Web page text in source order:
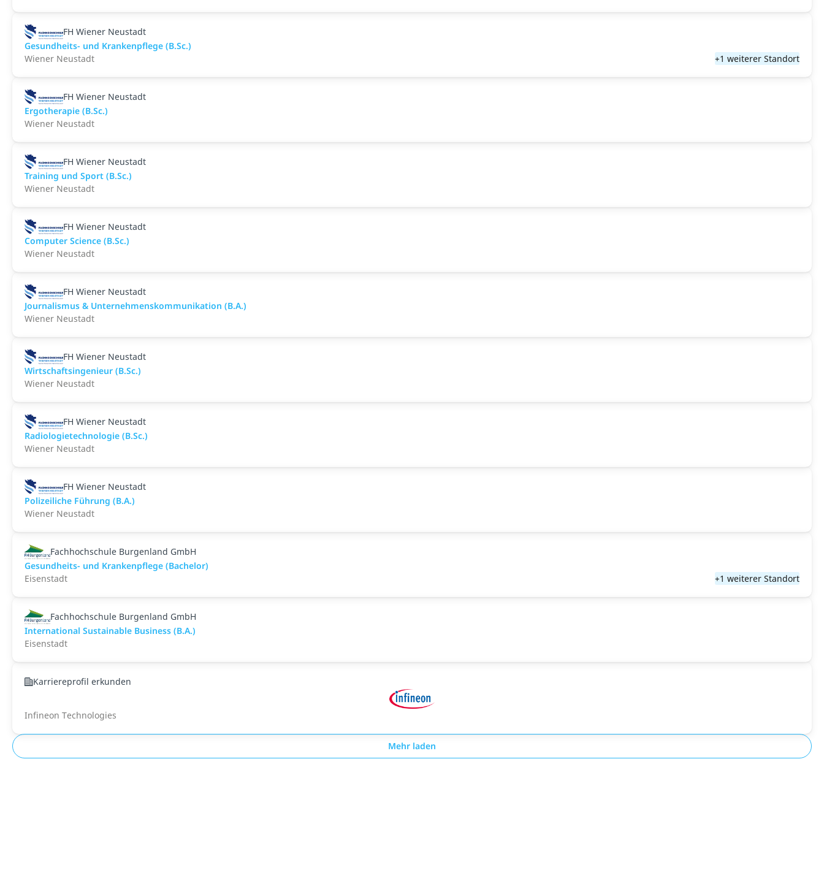
FH Wiener Neustadt
Gesundheits- und Krankenpflege (B.Sc.)
Wiener Neustadt
+1 weiterer Standort
FH Wiener Neustadt
Ergotherapie (B.Sc.)
Wiener Neustadt
FH Wiener Neustadt
Training und Sport (B.Sc.)
Wiener Neustadt
FH Wiener Neustadt
Computer Science (B.Sc.)
Wiener Neustadt
FH Wiener Neustadt
Journalismus & Unternehmenskommunikation (B.A.)
Wiener Neustadt
FH Wiener Neustadt
Wirtschaftsingenieur (B.Sc.)
Wiener Neustadt
FH Wiener Neustadt
Radiologietechnologie (B.Sc.)
Wiener Neustadt
FH Wiener Neustadt
Polizeiliche Führung (B.A.)
Wiener Neustadt
Fachhochschule Burgenland GmbH
Gesundheits- und Krankenpflege (Bachelor)
Eisenstadt
+1 weiterer Standort
Fachhochschule Burgenland GmbH
International Sustainable Business (B.A.)
Eisenstadt
Karriereprofil erkunden
Infineon Technologies
Mehr laden